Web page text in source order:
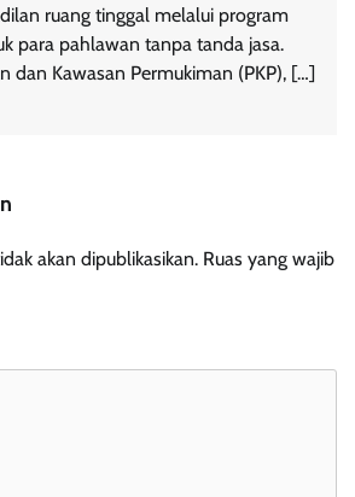
ruang tinggal melalui program
para pahlawan tanpa tanda jasa.
dan Kawasan Permukiman (PKP), […]
akan dipublikasikan. Ruas yang wajib